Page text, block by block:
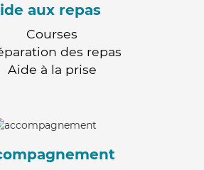
aux repas
Courses
des repas
Aide à la prise